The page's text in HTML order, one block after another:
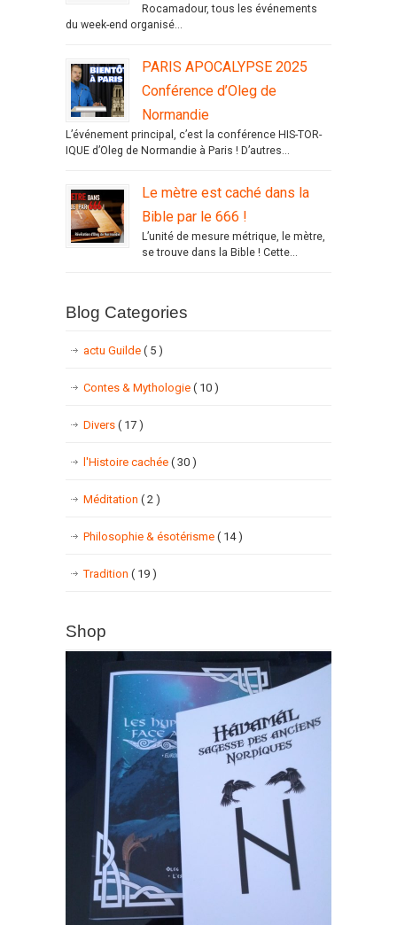
Rocamadour, tous les événements
du week-end organisé...
PARIS APOCALYPSE 2025
Conférence d’Oleg de
Normandie
L’événement principal, c’est la conférence HIS-TOR-
IQUE d’Oleg de Normandie à Paris ! D’autres...
Le mètre est caché dans la
Bible par le 666 !
L’unité de mesure métrique, le mètre,
se trouve dans la Bible ! Cette...
Blog Categories
actu Guilde ( 5 )
Contes & Mythologie ( 10 )
Divers ( 17 )
l'Histoire cachée ( 30 )
Méditation ( 2 )
Philosophie & ésotérisme ( 14 )
Tradition ( 19 )
Shop